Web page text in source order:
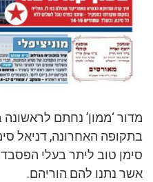
מדור ‘ממון’ נחתם
בתקופה האחרונה, דניאל
סימן טוב ליתר בעלי
אשר נתנו להם הוריהם.